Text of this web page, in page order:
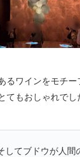
るワインをモチー
てもおしゃれで
してブドウが人間